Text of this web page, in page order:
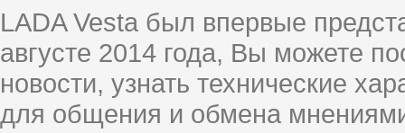
LADA Vesta был впервые
августе 2014 года, Вы можете
новости, узнать технические
для общения и обмена